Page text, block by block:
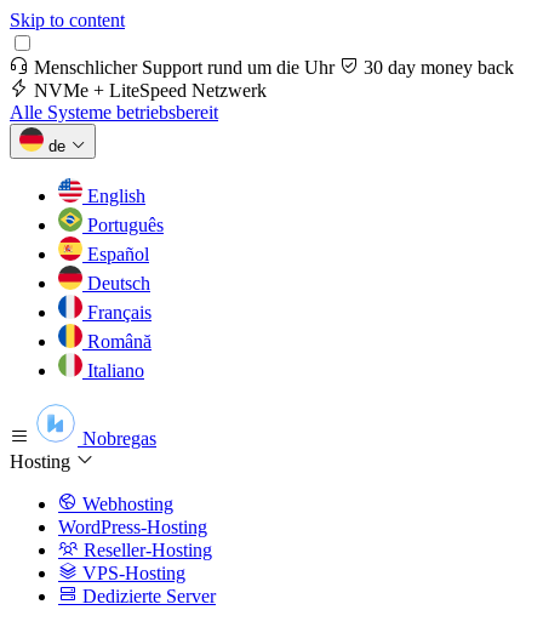
Skip to content
Menschlicher Support rund um die Uhr
30 day money back
NVMe + LiteSpeed Netzwerk
Alle Systeme betriebsbereit
de
English
Português
Español
Deutsch
Français
Română
Italiano
Nobregas
Hosting
Webhosting
WordPress-Hosting
Reseller-Hosting
VPS-Hosting
Dedizierte Server